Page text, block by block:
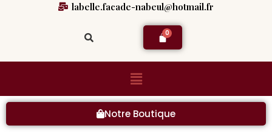
labelle.facade-nabeul@hotmail.fr
Notre Boutique